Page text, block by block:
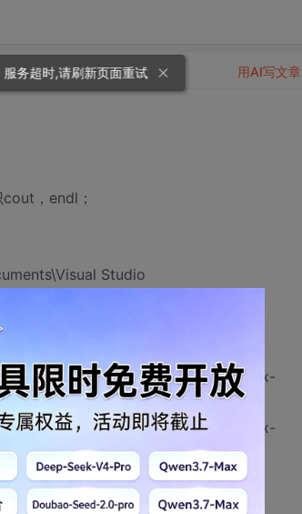
，endl；
Studio
号。
。
用AI写文章
服务超时,请刷新页面重试